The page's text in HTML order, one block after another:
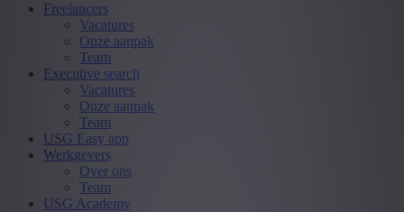
Freelancers
Vacatures
Onze aanpak
Team
Executive search
Vacatures
Onze aanpak
Team
USG Easy app
Werkgevers
Over ons
Team
USG Academy